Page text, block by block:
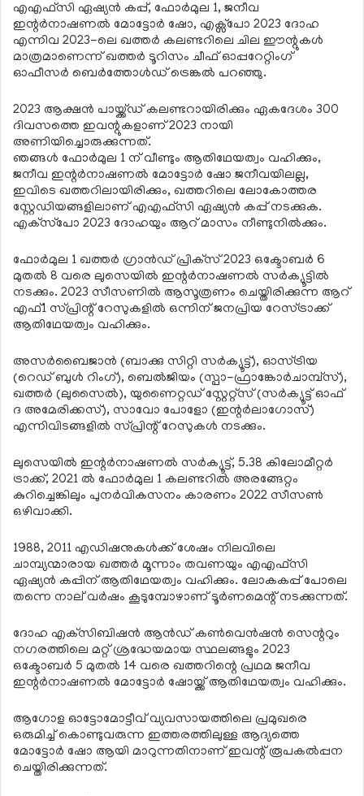
എഎഫ്സി ഏഷ്യന്‍ കപ്പ്, ഫോര്‍മുല 1, ജനീവ
ഇന്റര്‍നാഷണല്‍ മോട്ടോര്‍ ഷോ, എക്സ്പോ 2023 ദോഹ
എന്നിവ 2023-ലെ ഖത്തര്‍ കലണ്ടറിലെ ചില ഈന്റുകള്‍
മാത്രമാണെന്ന് ഖത്തര്‍ ടൂറിസം ചീഫ് ഓപ്പറേറ്റിംഗ്
ഓഫീസര്‍ ബെര്‍ത്തോള്‍ഡ് ട്രെങ്കല്‍ പറഞ്ഞു.
2023 ആക്ഷന്‍ പായ്ക്ക്ഡ് കലണ്ടറായിരിക്കും ഏകദേശം 300
ദിവസത്തെ ഇവന്റുകളാണ് 2023 നായി
അണിയിച്ചൊരുക്കുന്നത്.
ഞങ്ങള്‍ ഫോര്‍മുല 1 ന് വീണ്ടും ആതിഥേയത്വം വഹിക്കും,
ജനീവ ഇന്റര്‍നാഷണല്‍ മോട്ടോര്‍ ഷോ ജനീവയിലല്ല,
ഇവിടെ ഖത്തറിലായിരിക്കും, ഖത്തറിലെ ലോകോത്തര
സ്റ്റേഡിയങ്ങളിലാണ് എഎഫ്സി ഏഷ്യന്‍ കപ്പ് നടക്കുക.
എക്‌സ്‌പോ 2023 ദോഹയും ആറ് മാസം നീണ്ടുനില്‍ക്കും.
ഫോര്‍മുല 1 ഖത്തര്‍ ഗ്രാന്‍ഡ് പ്രിക്‌സ് 2023 ഒക്ടോബര്‍ 6
മുതല്‍ 8 വരെ ലുസെയില്‍ ഇന്റര്‍നാഷണല്‍ സര്‍ക്യൂട്ടില്‍
നടക്കും. 2023 സീസണില്‍ ആസൂത്രണം ചെയ്തിരിക്കുന്ന ആറ്
എഫ്1 സ്പ്രിന്റ് റേസുകളില്‍ ഒന്നിന് ജനപ്രിയ റേസ്ട്രാക്ക്
ആതിഥേയത്വം വഹിക്കും.
അസര്‍ബൈജാന്‍ (ബാക്കു സിറ്റി സര്‍ക്യൂട്ട്), ഓസ്ട്രിയ
(റെഡ് ബുള്‍ റിംഗ്), ബെല്‍ജിയം (സ്പാ-ഫ്രാങ്കോര്‍ചാമ്പ്‌സ്),
ഖത്തര്‍ (ലുസൈല്‍), യുണൈറ്റഡ് സ്റ്റേറ്റ്‌സ് (സര്‍ക്യൂട്ട് ഓഫ്
ദ അമേരിക്കസ്), സാവോ പോളോ (ഇന്റര്‍ലാഗോസ്)
എന്നിവിടങ്ങളില്‍ സ്പ്രിന്റ് റേസുകള്‍ നടക്കും.
ലുസെയില്‍ ഇന്റര്‍നാഷണല്‍ സര്‍ക്യൂട്ട്, 5.38 കിലോമീറ്റര്‍
ട്രാക്ക്, 2021 ല്‍ ഫോര്‍മുല 1 കലണ്ടറില്‍ അരങ്ങേറ്റം
കുറിച്ചെങ്കിലും പുനര്‍വികസനം കാരണം 2022 സീസണ്‍
ഒഴിവാക്കി.
1988, 2011 എഡിഷനുകള്‍ക്ക് ശേഷം നിലവിലെ
ചാമ്പ്യന്മാരായ ഖത്തര്‍ മൂന്നാം തവണയും എഎഫ്സി
ഏഷ്യന്‍ കപ്പിന് ആതിഥേയത്വം വഹിക്കും. ലോകകപ്പ് പോലെ
തന്നെ നാല് വര്‍ഷം കൂടുമ്പോഴാണ് ടൂര്‍ണമെന്റ് നടക്കുന്നത്.
ദോഹ എക്‌സിബിഷന്‍ ആന്‍ഡ് കണ്‍വെന്‍ഷന്‍ സെന്ററും
നഗരത്തിലെ മറ്റ് ശ്രദ്ധേയമായ സ്ഥലങ്ങളും 2023
ഒക്ടോബര്‍ 5 മുതല്‍ 14 വരെ ഖത്തറിന്റെ പ്രഥമ ജനീവ
ഇന്റര്‍നാഷണല്‍ മോട്ടോര്‍ ഷോയ്ക്ക് ആതിഥേയത്വം വഹിക്കും.
ആഗോള ഓട്ടോമോട്ടീവ് വ്യവസായത്തിലെ പ്രമുഖരെ
ഒരുമിച്ച് കൊണ്ടുവരുന്ന ഇത്തരത്തിലുള്ള ആദ്യത്തെ
മോട്ടോര്‍ ഷോ ആയി മാറുന്നതിനാണ് ഇവന്റ് രൂപകല്‍പ്പന
ചെയ്തിരിക്കുന്നത്.